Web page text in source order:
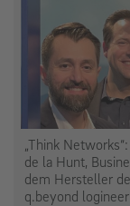
„Think
de la Hunt,
dem Hersteller
q.beyond